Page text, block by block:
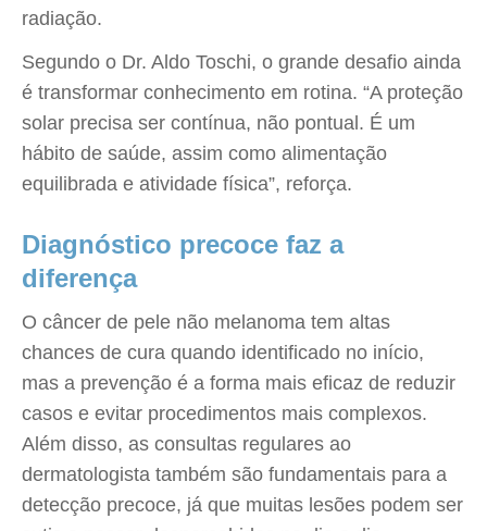
radiação.
Segundo o Dr. Aldo Toschi, o grande desafio ainda
é transformar conhecimento em rotina. “A proteção
solar precisa ser contínua, não pontual. É um
hábito de saúde, assim como alimentação
equilibrada e atividade física”, reforça.
Diagnóstico precoce faz a
diferença
O câncer de pele não melanoma tem altas
chances de cura quando identificado no início,
mas a prevenção é a forma mais eficaz de reduzir
casos e evitar procedimentos mais complexos.
Além disso, as consultas regulares ao
dermatologista também são fundamentais para a
detecção precoce, já que muitas lesões podem ser